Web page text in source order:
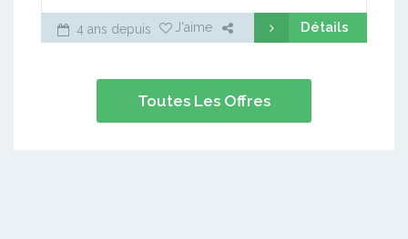
4 ans depuis J'aime Détails
Toutes Les Offres